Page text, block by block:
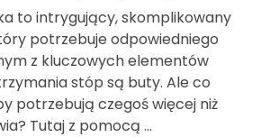
to intrygujący, skomplikowany
potrzebuje odpowiedniego
z kluczowych elementów
stóp są buty. Ale co
potrzebują czegoś więcej niż
Tutaj z pomocą ...